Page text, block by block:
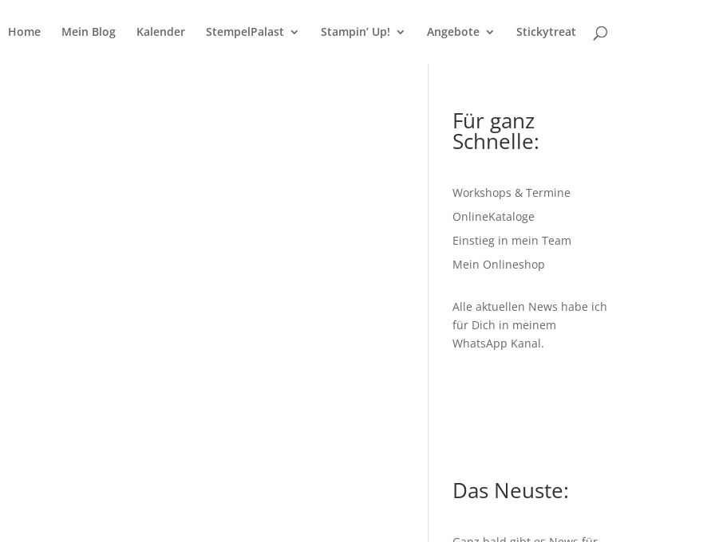
Home Mein Blog Kalender StempelPalast Stampin’ Up! Angebote Stickytreat
Für ganz
Schnelle:
Workshops & Termine
OnlineKataloge
Einstieg in mein Team
Mein Onlineshop
Alle aktuellen News habe ich
für Dich in meinem
WhatsApp Kanal.
Das Neuste: